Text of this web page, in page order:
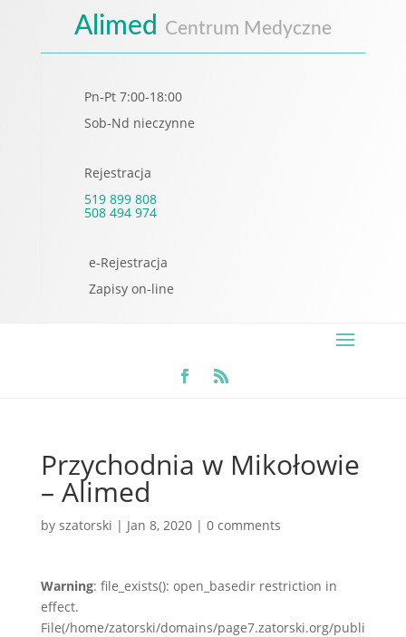
Alimed Centrum Medyczne
Pn-Pt 7:00-18:00
Sob-Nd nieczynne
Rejestracja
519 899 808
508 494 974
e-Rejestracja
Zapisy on-line
Przychodnia w Mikołowie
– Alimed
by szatorski | Jan 8, 2020| 0 comments
Warning: file_exists(): open_basedir restriction in
effect.
File(/home/zatorski/domains/page7.zatorski.org/publi